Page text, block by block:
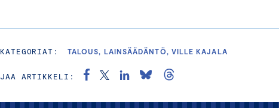
KATEGORIAT: TALOUS, LAINSÄÄDÄNTÖ, VILLE KAJALA
JAA ARTIKKELI: